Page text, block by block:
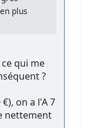
plus
ce qui me
?
on a l'A 7
nettement